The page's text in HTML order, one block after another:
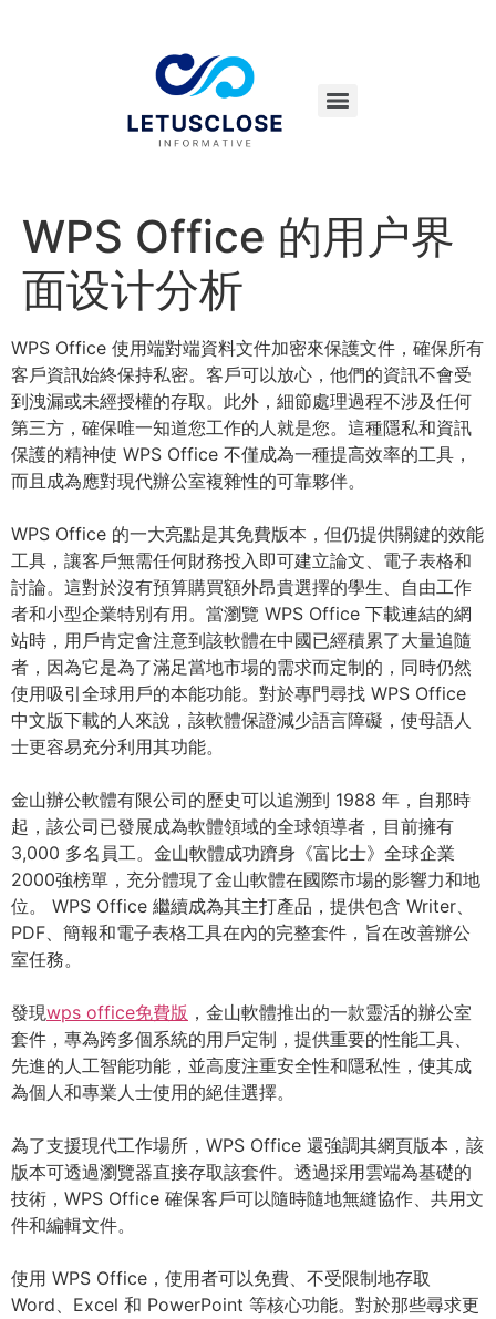
WPS Office 的用户界
面设计分析
WPS Office 使用端對端資料文件加密來保護文件，確保所有
客戶資訊始終保持私密。客戶可以放心，他們的資訊不會受
到洩漏或未經授權的存取。此外，細節處理過程不涉及任何
第三方，確保唯一知道您工作的人就是您。這種隱私和資訊
保護的精神使 WPS Office 不僅成為一種提高效率的工具，
而且成為應對現代辦公室複雜性的可靠夥伴。
WPS Office 的一大亮點是其免費版本，但仍提供關鍵的效能
工具，讓客戶無需任何財務投入即可建立論文、電子表格和
討論。這對於沒有預算購買額外昂貴選擇的學生、自由工作
者和小型企業特別有用。當瀏覽 WPS Office 下載連結的網
站時，用戶肯定會注意到該軟體在中國已經積累了大量追隨
者，因為它是為了滿足當地市場的需求而定制的，同時仍然
使用吸引全球用戶的本能功能。對於專門尋找 WPS Office
中文版下載的人來說，該軟體保證減少語言障礙，使母語人
士更容易充分利用其功能。
金山辦公軟體有限公司的歷史可以追溯到 1988 年，自那時
起，該公司已發展成為軟體領域的全球領導者，目前擁有
3,000 多名員工。金山軟體成功躋身《富比士》全球企業
2000強榜單，充分體現了金山軟體在國際市場的影響力和地
位。 WPS Office 繼續成為其主打產品，提供包含 Writer、
PDF、簡報和電子表格工具在內的完整套件，旨在改善辦公
室任務。
發現wps office免費版 ，金山軟體推出的一款靈活的辦公室
套件，專為跨多個系統的用戶定制，提供重要的性能工具、
先進的人工智能功能，並高度注重安全性和隱私性，使其成
為個人和專業人士使用的絕佳選擇。
為了支援現代工作場所，WPS Office 還強調其網頁版本，該
版本可透過瀏覽器直接存取該套件。透過採用雲端為基礎的
技術，WPS Office 確保客戶可以隨時隨地無縫協作、共用文
件和編輯文件。
使用 WPS Office，使用者可以免費、不受限制地存取
Word、Excel 和 PowerPoint 等核心功能。對於那些尋求更